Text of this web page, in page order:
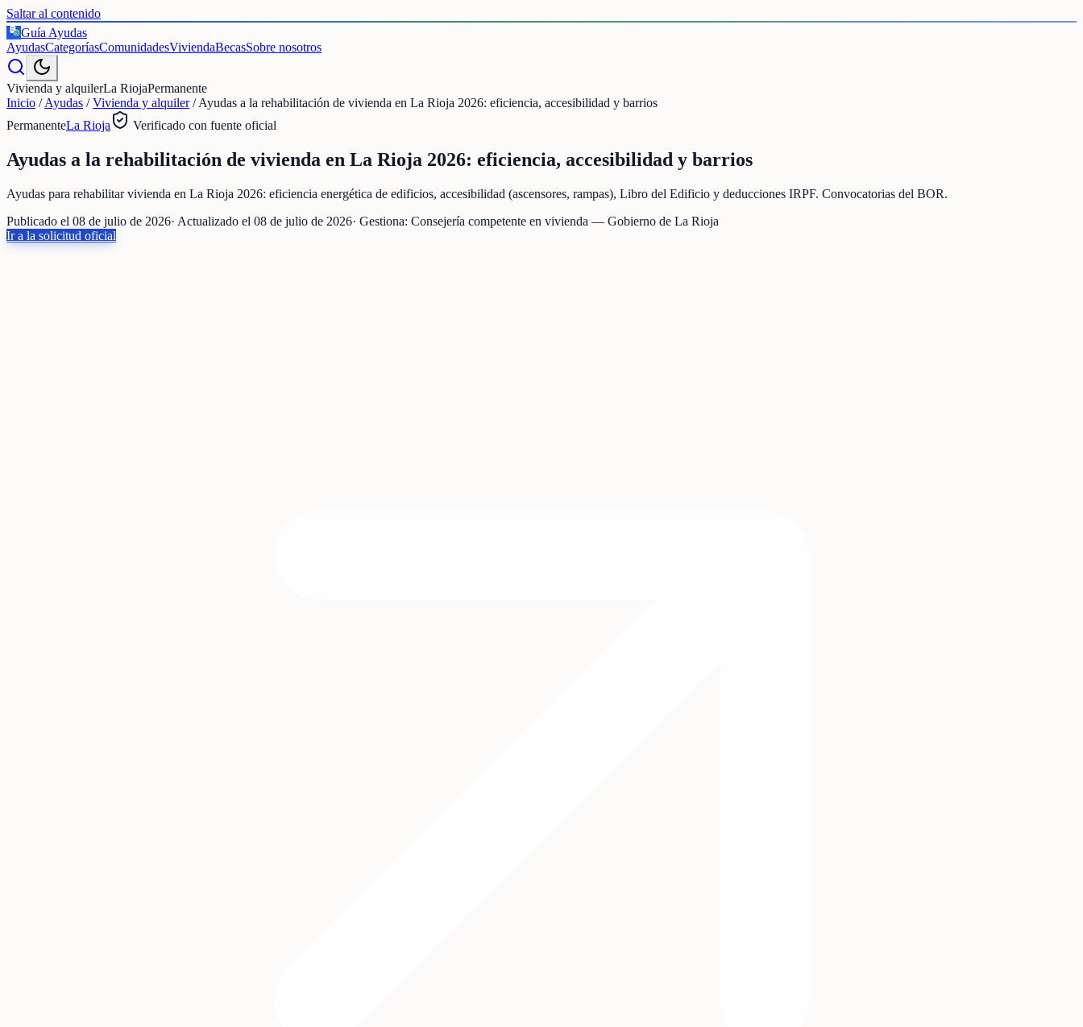
Saltar al contenido
€
Guía Ayudas
AyudasCategoríasComunidadesViviendaBecasSobre nosotros
Vivienda y alquilerLa RiojaPermanente
Inicio /Ayudas /Vivienda y alquiler/Ayudas a la rehabilitación de vivienda en La Rioja 2026: eficiencia, accesibilidad y barrios
PermanenteLa Rioja Verificado con fuente oficial
Ayudas a la rehabilitación de vivienda en La Rioja 2026: eficiencia, accesibilidad y barrios
Ayudas para rehabilitar vivienda en La Rioja 2026: eficiencia energética de edificios, accesibilidad (ascensores, rampas), Libro del Edificio y deducciones IRPF. Convocatorias del BOR.
Publicado el 08 de julio de 2026· Actualizado el 08 de julio de 2026· Gestiona: Consejería competente en vivienda — Gobierno de La Rioja
Ir a la solicitud oficial